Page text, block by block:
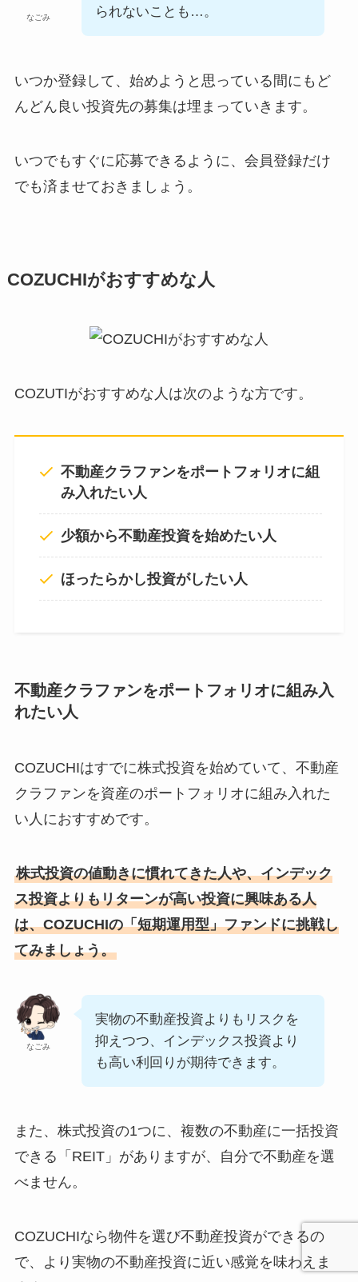
なごみ
られないことも…。
いつか登録して、始めようと思っている間にもど
んどん良い投資先の募集は埋まっていきます。
いつでもすぐに応募できるように、会員登録だけ
でも済ませておきましょう。
COZUCHIがおすすめな人
COZUTIがおすすめな人は次のような方です。
不動産クラファンをポートフォリオに組
み入れたい人
少額から不動産投資を始めたい人
ほったらかし投資がしたい人
不動産クラファンをポートフォリオに組み入
れたい人
COZUCHIはすでに株式投資を始めていて、不動産
クラファンを資産のポートフォリオに組み入れた
い人におすすめです。
株式投資の値動きに慣れてきた人や、インデック
ス投資よりもリターンが高い投資に興味ある人
は、COZUCHIの「短期運用型」ファンドに挑戦し
てみましょう。
なごみ
実物の不動産投資よりもリスクを
抑えつつ、インデックス投資より
も高い利回りが期待できます。
また、株式投資の1つに、複数の不動産に一括投資
できる「REIT」がありますが、自分で不動産を選
べません。
COZUCHIなら物件を選び不動産投資ができるの
で、より実物の不動産投資に近い感覚を味わえま